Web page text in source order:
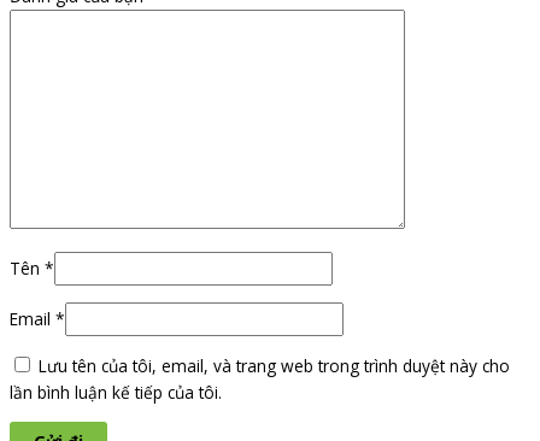
Tên *
Email *
Lưu tên của tôi, email, và trang web trong trình duyệt này cho
lần bình luận kế tiếp của tôi.